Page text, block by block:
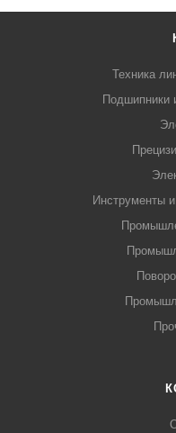
Техника
Подшипники
Инструменты